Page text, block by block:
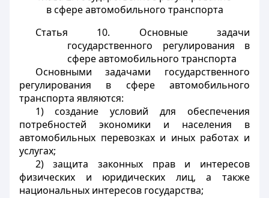
в сфере автомобильного транспорта
Статья 10. Основные задачи
государственного регулирования в
сфере автомобильного транспорта
Основными задачами государственного
регулирования в сфере автомобильного
транспорта являются:
1) создание условий для обеспечения
потребностей экономики и населения в
автомобильных перевозках и иных работах и
услугах;
2) защита законных прав и интересов
физических и юридических лиц, а также
национальных интересов государства;